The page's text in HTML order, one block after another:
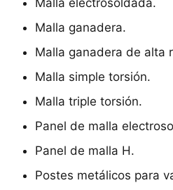
Malla ganadera.
Malla ganadera de alta
Malla simple torsión.
Malla triple torsión.
Panel de malla
Panel de malla H.
Postes metálicos para